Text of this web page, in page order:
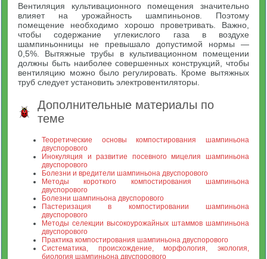
Вентиляция культивационного помещения значительно
влияет на урожайность шампиньонов. Поэтому
помещение необходимо хорошо проветривать. Важно,
чтобы содержание углекислого газа в воздухе
шампиньонницы не превышало допустимой нормы —
0,5%. Вытяжные трубы в культивационном помещении
должны быть наиболее совершенных конструкций, чтобы
вентиляцию можно было регулировать. Кроме вытяжных
труб следует установить электровентиляторы.
Дополнительные материалы по
теме
Теоретические основы компостирования шампиньона
двуспорового
Инокуляция и развитие посевного мицелия шампиньона
двуспорового
Болезни и вредители шампиньона двуспорового
Методы короткого компостирования шампиньона
двуспорового
Болезни шампиньона двуспорового
Пастеризация в компостировании шампиньона
двуспорового
Методы селекции высокоурожайных штаммов шампиньона
двуспорового
Практика компостирования шампиньона двуспорового
Систематика, происхождение, морфология, экология,
биология шампиньона двуспорового